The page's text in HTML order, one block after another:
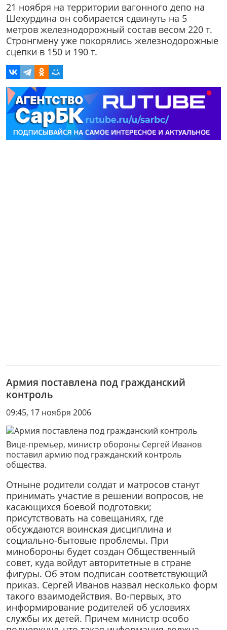
21 ноября на территории вагонного депо на
Шехурдина он собирается сдвинуть на 5
метров железнодорожный состав весом 220 т.
Стронгмену уже покорялись железнодорожные
сцепки в 150 и 190 т.
Армия поставлена под гражданский
контроль
09:45, 17 ноября 2006
Вице-премьер, министр обороны Сергей Иванов
поставил армию под гражданский контроль
общества.
Отныне родители солдат и матросов станут
принимать участие в решении вопросов, не
касающихся боевой подготовки;
присутствовать на совещаниях, где
обсуждаются воинская дисциплина и
социально-бытовые проблемы. При
минобороны будет создан Общественный
совет, куда войдут авторитетные в стране
фигуры. Об этом подписан соответствующий
приказ. Сергей Иванов назвал несколько форм
такого взаимодействия. Во-первых, это
информирование родителей об условиях
службы их детей. Причем министр особо